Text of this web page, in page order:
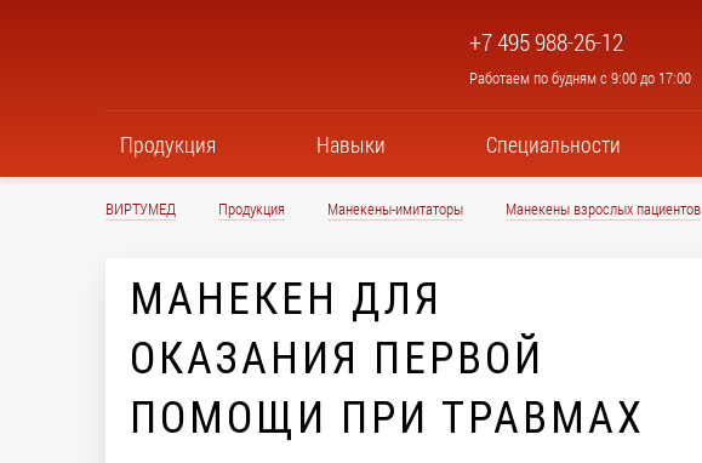
+7 495 988-26-12
Работаем по будням с 9:00 до 17:00
Продукция Навыки Специальности
ВИРТУМЕД Продукция Манекены-имитаторы Манекены взрослых пациентов
МАНЕКЕН ДЛЯ
ОКАЗАНИЯ ПЕРВОЙ
ПОМОЩИ ПРИ ТРАВМАХ